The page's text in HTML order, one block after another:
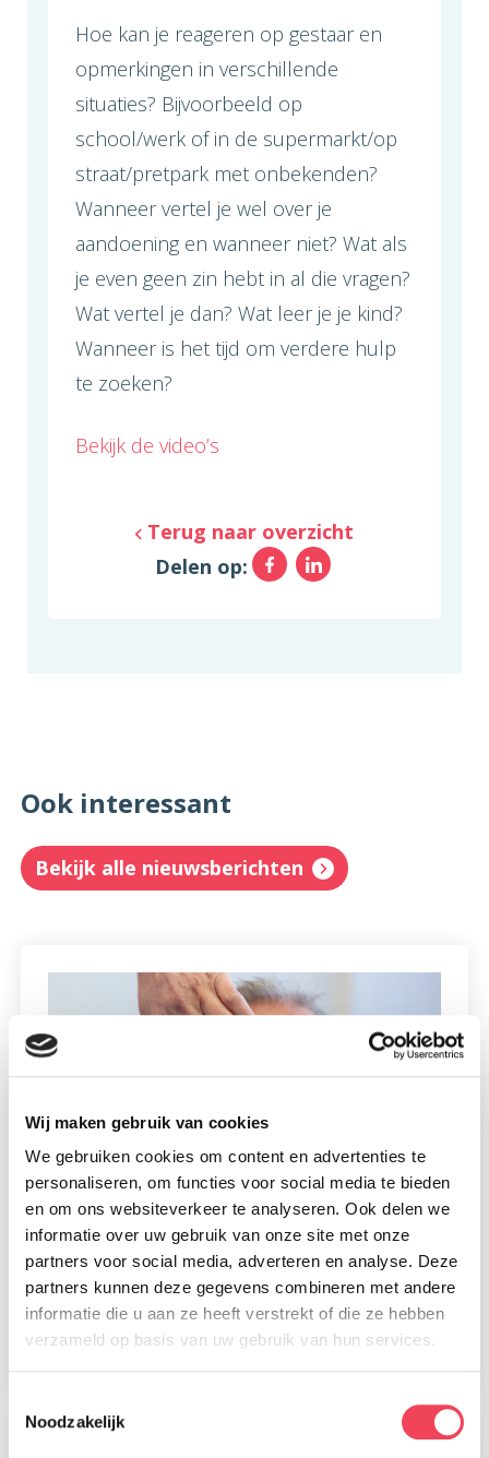
Wij maken gebruik van cookies
We gebruiken cookies om content en advertenties te
personaliseren, om functies voor social media te bieden
en om ons websiteverkeer te analyseren. Ook delen we
informatie over uw gebruik van onze site met onze
partners voor social media, adverteren en analyse. Deze
partners kunnen deze gegevens combineren met andere
informatie die u aan ze heeft verstrekt of die ze hebben
verzameld op basis van uw gebruik van hun services.
Noodzakelijk
Hoe kan je reageren op gestaar en
opmerkingen in verschillende
situaties? Bijvoorbeeld op
school/werk of in de supermarkt/op
straat/pretpark met onbekenden?
Wanneer vertel je wel over je
aandoening en wanneer niet? Wat als
je even geen zin hebt in al die vragen?
Wat vertel je dan? Wat leer je je kind?
Wanneer is het tijd om verdere hulp
te zoeken?
Bekijk de video’s
Terug naar overzicht
Delen op:
Facebook
LinkedIn
Ook interessant
Bekijk alle nieuwsberichten
Glas of kunststof?
30 juli 2026
Lees meer